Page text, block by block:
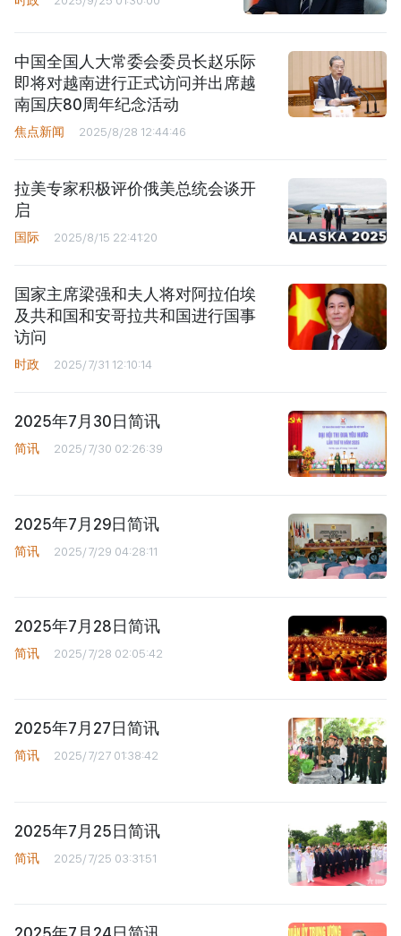
中国全国人大常委会委员长赵乐际
即将对越南进行正式访问并出席越
南国庆80周年纪念活动
焦点新闻 2025/8/28 12:44:46
拉美专家积极评价俄美总统会谈开
启
国际 2025/8/15 22:41:20
国家主席梁强和夫人将对阿拉伯埃
及共和国和安哥拉共和国进行国事
访问
时政 2025/7/31 12:10:14
2025年7月30日简讯
简讯 2025/7/30 02:26:39
2025年7月29日简讯
简讯 2025/7/29 04:28:11
2025年7月28日简讯
简讯 2025/7/28 02:05:42
2025年7月27日简讯
简讯 2025/7/27 01:38:42
2025年7月25日简讯
简讯 2025/7/25 03:31:51